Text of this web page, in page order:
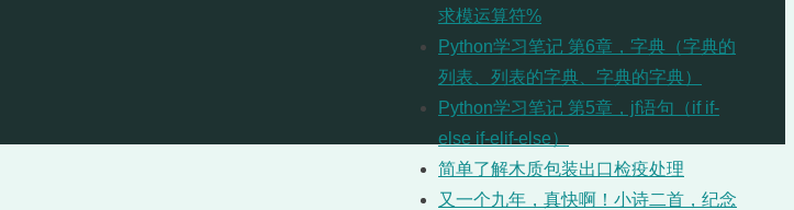
求模运算符%
Python学习笔记 第6章，字典（字典的
列表、列表的字典、字典的字典）
Python学习笔记 第5章，jf语句（if if-
else if-elif-else）
简单了解木质包装出口检疫处理
又一个九年，真快啊！小诗二首，纪念